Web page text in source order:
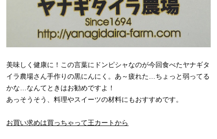
美味しく健康に！この言葉にドンピシャなのが今回食べたヤナギタ
イラ農場さん手作りの黒にんにく。あ～疲れた…ちょっと弱ってる
かな…なんてときはお勧めですよ！
あっそうそう、料理やスイーツの材料にもおすすめです。
お買い求めは買っちゃって王カートから